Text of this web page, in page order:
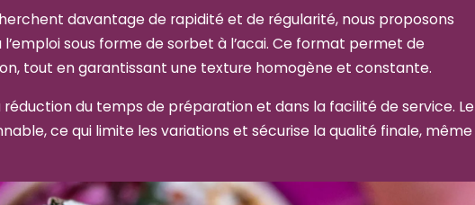
davantage de rapidité et de régularité, nous proposons
sous forme de sorbet à l’acai. Ce format permet de
tout en garantissant une texture homogène et constante.
réduction du temps de préparation et dans la facilité de service. Le
ce qui limite les variations et sécurise la qualité finale, même